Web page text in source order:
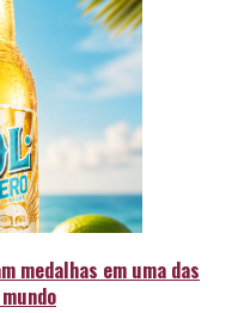
medalhas em uma das